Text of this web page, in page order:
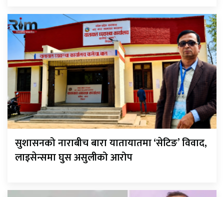
सुशासनको नाराबीच बारा यातायातमा ‘सेटिङ’ विवाद,
लाइसेन्समा घुस असुलीको आरोप